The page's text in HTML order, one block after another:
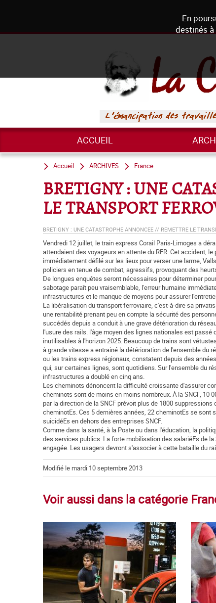
En
destinés
ACCUEIL
Accueil ARCHIVES France
BRETIGNY : UNE
LE TRANSPORT
BRETIGNY : UNE CATASTROPHE ANNONCEE // REMETTRE LE
Vendredi 12 juillet, le train express Corail Paris-Limoges a
attendaient des voyageurs en attente du RER. Cet accident,
immédiatement défilé sur les lieux pour verser une larme,
policiers en tenue de combat, agressifs, provoquant des
De longues enquêtes seront nécessaires pour déterminer
sabotage paraît peu vraisemblable, l'erreur humaine
infrastructures et le manque de moyens pour assurer
La libéralisation du transport ferroviaire, c'est-à-dire sa
une rentabilité prenant peu en compte la sécurité des
succédés depuis a conduit à une grave détérioration du
l'usure des rails. l'âge moyen des lignes nationales est passé
inutilisables à l'horizon 2025. Beaucoup de trains sont
à grande vitesse a entrainé la détérioration de l'ensemble du
ou les trains express régionaux, constatent depuis des
qui, sur certaines lignes, sont quotidiens. Sur l'ensemble du
infrastructures a doublé en cinq ans.
Les cheminots dénoncent la difficulté croissante d'assurer
cheminots sont de moins en moins nombreux. À la SNCF, 10
par la direction de la SNCF prévoit plus de 1800
cheminotEs. Ces 5 dernières années, 22 cheminotEs se
suicidéEs en dehors des entreprises SNCF.
Comme dans la santé, à la Poste ou dans l'éducation, la
des services publics. La forte mobilisation des salariéEs de
engagée. Les usagers devront s'associer à cette bataille du
Modifié le mardi 10 septembre 2013
Voir aussi dans la catégorie